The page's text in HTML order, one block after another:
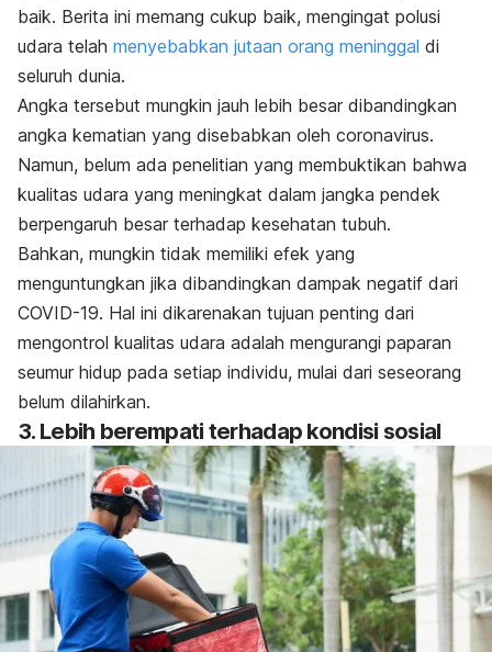
baik. Berita ini memang cukup baik, mengingat polusi
udara telah menyebabkan jutaan orang meninggal di
seluruh dunia.
Angka tersebut mungkin jauh lebih besar dibandingkan
angka kematian yang disebabkan oleh coronavirus.
Namun, belum ada penelitian yang membuktikan bahwa
kualitas udara yang meningkat dalam jangka pendek
berpengaruh besar terhadap kesehatan tubuh.
Bahkan, mungkin tidak memiliki efek yang
menguntungkan jika dibandingkan dampak negatif dari
COVID-19. Hal ini dikarenakan tujuan penting dari
mengontrol kualitas udara adalah mengurangi paparan
seumur hidup pada setiap individu, mulai dari seseorang
belum dilahirkan.
3. Lebih berempati terhadap kondisi sosial